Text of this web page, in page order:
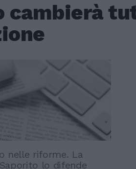
cambierà
nelle riforme. La
lo difende